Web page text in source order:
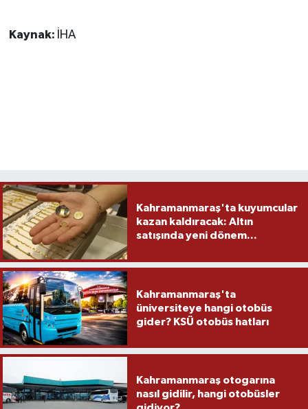
Kaynak: İHA
Kahramanmaraş'ta kuyumcular
kazan kaldıracak: Altın
satışında yeni dönem...
Kahramanmaraş'ta
üniversiteye hangi otobüs
gider? KSÜ otobüs hatları
Kahramanmaraş otogarına
nasıl gidilir, hangi otobüsler